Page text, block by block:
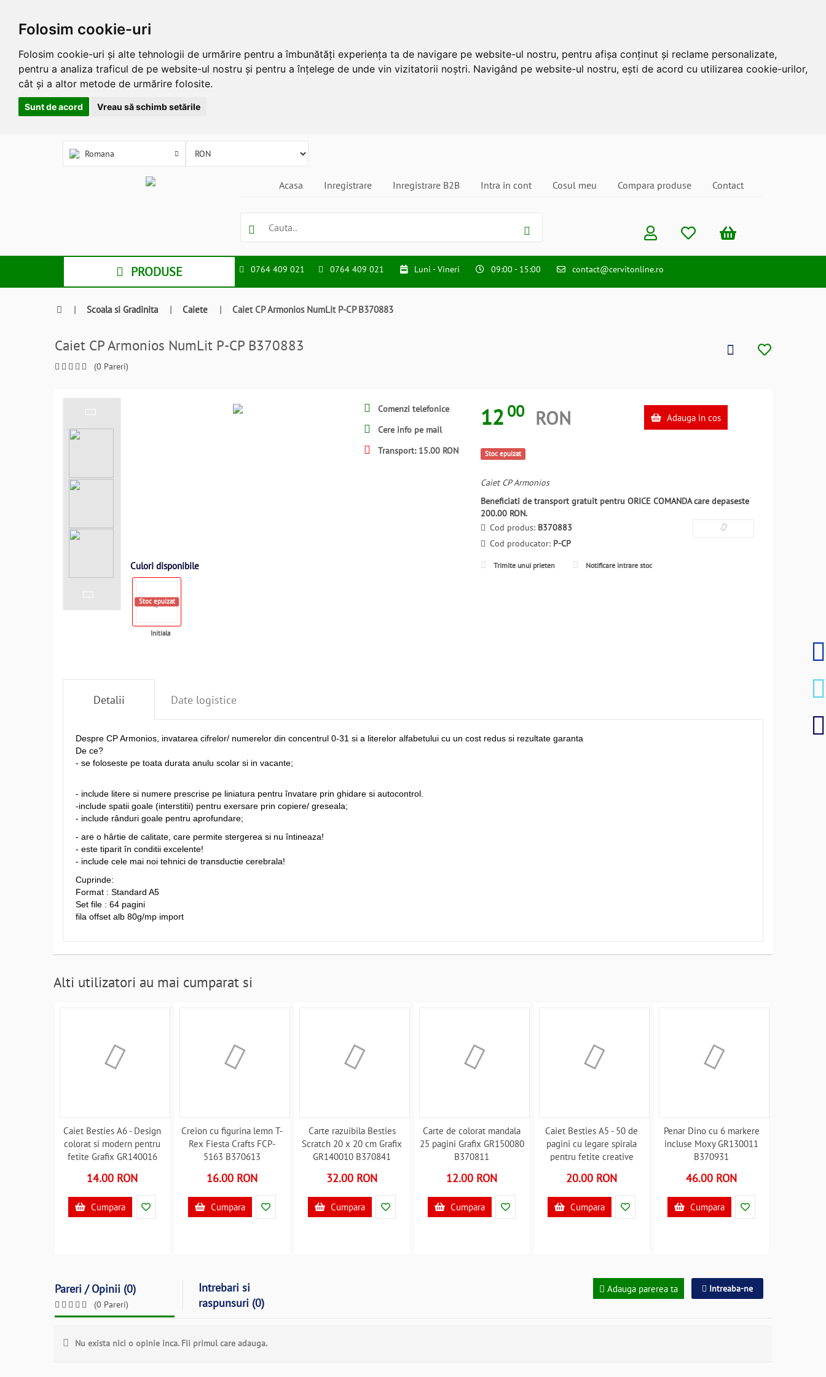
Folosim cookie-uri
Folosim cookie-uri și alte tehnologii de urmărire pentru a îmbunătăți experiența ta de navigare pe website-ul nostru, pentru afișa conținut și reclame personalizate,
pentru a analiza traficul de pe website-ul nostru și pentru a înțelege de unde vin vizitatorii noștri. Navigând pe website-ul nostru, ești de acord cu utilizarea cookie-urilor,
cât și a altor metode de urmărire folosite.
Sunt de acord Vreau să schimb setările
Romana
Acasa Inregistrare Inregistrare B2B Intra in cont Cosul meu Compara produse Contact
PRODUSE 0764 409 021 0764 409 021 Luni - Vineri 09:00 - 15:00 contact@cervitonline.ro
| Scoala si Gradinita | Caiete | Caiet CP Armonios NumLit P-CP B370883
Caiet CP Armonios NumLit P-CP B370883
(0 Pareri)
Culori disponibile
Stoc epuizat
Initiala
Comenzi telefonice
Cere info pe mail
Transport: 15.00 RON
12 00 RON Adauga in cos
Stoc epuizat
Caiet CP Armonios
Beneficiati de transport gratuit pentru ORICE COMANDA care depaseste
200.00 RON.
Cod produs: B370883
Cod producator: P-CP
Trimite unui prieten Notificare intrare stoc
Detalii Date logistice
Despre CP Armonios, invatarea cifrelor/ numerelor din concentrul 0-31 si a literelor alfabetului cu un cost redus si rezultate garanta
De ce?
- se foloseste pe toata durata anulu scolar si in vacante;
- include litere si numere prescrise pe liniatura pentru învatare prin ghidare si autocontrol.
-include spatii goale (interstitii) pentru exersare prin copiere/ greseala;
- include rânduri goale pentru aprofundare;
- are o hârtie de calitate, care permite stergerea si nu întineaza!
- este tiparit în conditii excelente!
- include cele mai noi tehnici de transductie cerebrala!
Cuprinde:
Format : Standard A5
Set file : 64 pagini
fila offset alb 80g/mp import
Alti utilizatori au mai cumparat si
Caiet Besties A6 - Design
colorat si modern pentru
fetite Grafix GR140016
14.00 RON
Cumpara
Creion cu figurina lemn T-
Rex Fiesta Crafts FCP-
5163 B370613
16.00 RON
Cumpara
Carte razuibila Besties
Scratch 20 x 20 cm Grafix
GR140010 B370841
32.00 RON
Cumpara
Carte de colorat mandala
25 pagini Grafix GR150080
B370811
12.00 RON
Cumpara
Caiet Besties A5 - 50 de
pagini cu legare spirala
pentru fetite creative
20.00 RON
Cumpara
Penar Dino cu 6 markere
incluse Moxy GR130011
B370931
46.00 RON
Cumpara
Pareri / Opinii (0)
(0 Pareri)
Intrebari si
raspunsuri (0)
Adauga parerea ta Intreaba-ne
Nu exista nici o opinie inca. Fii primul care adauga.